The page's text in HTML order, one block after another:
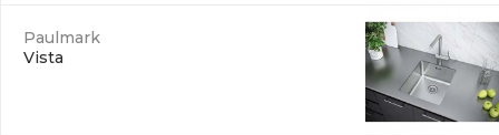
Paulmark
Vista